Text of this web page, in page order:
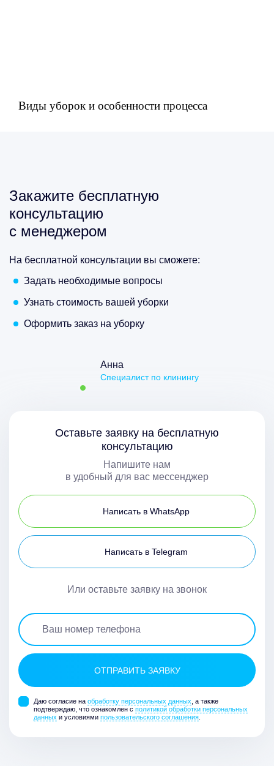
Виды уборок и особенности процесса
Закажите бесплатную
консультацию
с менеджером
На бесплатной консультации вы сможете:
Задать необходимые вопросы
Узнать стоимость вашей уборки
Оформить заказ на уборку
Анна
Специалист по клинингу
Оставьте заявку на бесплатную
консультацию
Напишите нам
в удобный для вас мессенджер
Написать в WhatsApp
Написать в Telegram
Или оставьте заявку на звонок
Даю согласие на обработку персональных данных , а также
подтверждаю, что ознакомлен с политикой обработки персональных
данных и условиями пользовательского соглашения